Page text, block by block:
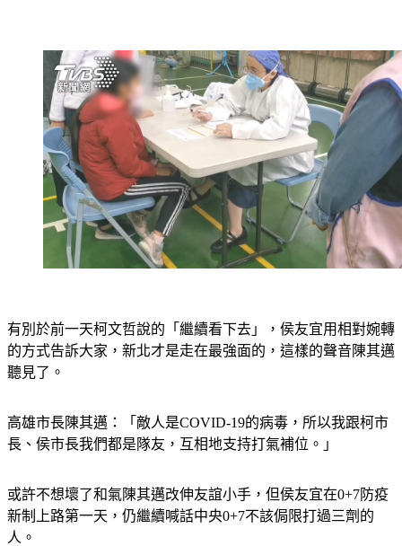
有別於前一天柯文哲說的「繼續看下去」，侯友宜用相對婉轉
的方式告訴大家，新北才是走在最強面的，這樣的聲音陳其邁
聽見了。
高雄市長陳其邁：「敵人是COVID-19的病毒，所以我跟柯市
長、侯市長我們都是隊友，互相地支持打氣補位。」
或許不想壞了和氣陳其邁改伸友誼小手，但侯友宜在0+7防疫
新制上路第一天，仍繼續喊話中央0+7不該侷限打過三劑的
人。